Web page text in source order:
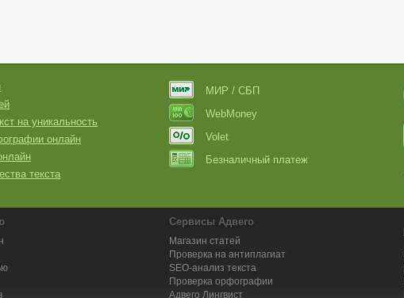
на уникальность
онлайн
текста
МИР / СБП
WebMoney
Volet
Безналичный платеж
Сервисы Адвего
Магазин статей
Проверка на антиплагиат
SEO-анализ текста
Проверка орфографии
Адвего Лингвист